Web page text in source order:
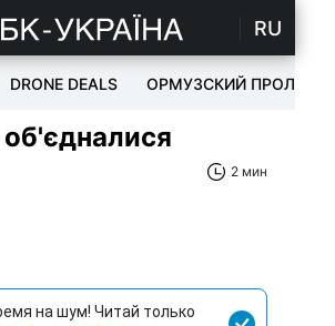
RU
DRONE DEALS ОРМУЗСКИЙ ПРОЛИВ
2 мин
на шум! Читай только